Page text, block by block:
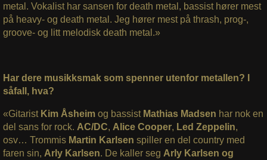
metal. Vokalist har sansen for death metal, bassist hører mest
på heavy- og death metal. Jeg hører mest på thrash, prog-,
groove- og litt melodisk death metal.»
Har dere musikksmak som spenner utenfor metallen? I
såfall, hva?
«GitaristKim Åsheimog bassist Mathias Madsen har nok en
del sans for rock. AC/DC, Alice Cooper, Led Zeppelin,
osv… Trommis Martin Karlsen spiller en del country med
faren sin, Arly Karlsen. De kaller seg Arly Karlsen og